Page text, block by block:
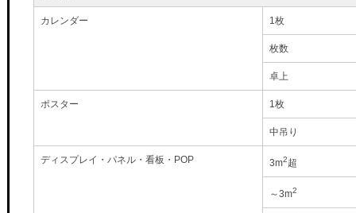
カレンダー 1枚
枚数
卓上
ポスター 1枚
中吊り
ディスプレイ・パネル・看板・POP 3m2超
～3m2